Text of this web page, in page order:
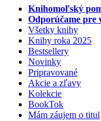
Knihomoľský
Odporúčame pre
Všetky knihy
Knihy roka 2025
Bestsellery
Novinky
Pripravované
Akcie a zľavy
Kolekcie
BookTok
Mám záujem o titul